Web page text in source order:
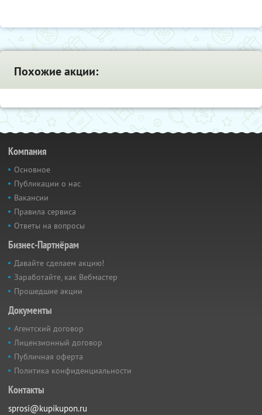
Похожие акции:
Компания
Основное
Публикации о нас
Вакансии
Правила сервиса
Ответы на вопросы
Бизнес-Партнёрам
Давайте сделаем акцию!
Заработайте, как Вебмастер
Прошедшие акции
Документы
Агентский договор
Лицензионный договор
Публичная оферта
Политика конфиденциальности
Контакты
sprosi@kupikupon.ru